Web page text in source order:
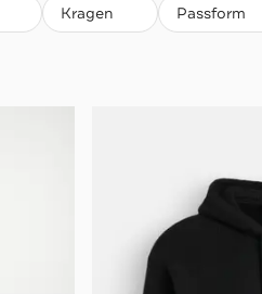
Kragen Passform